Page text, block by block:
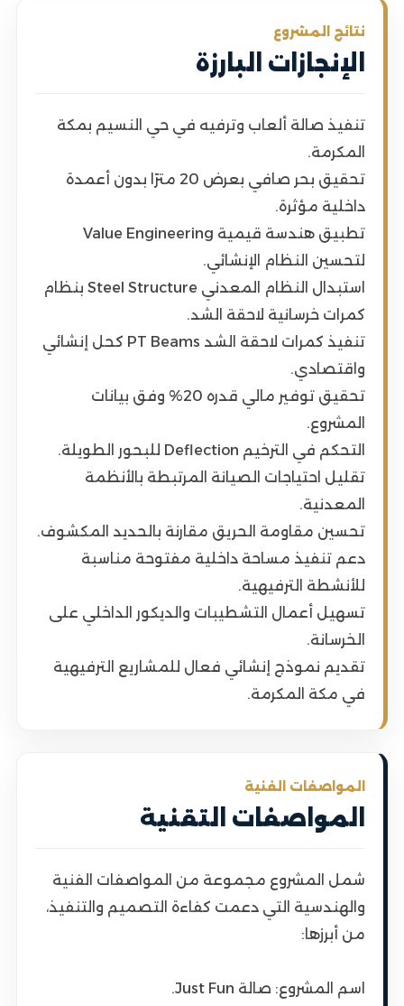
نتائج المشروع
الإنجازات البارزة
تنفيذ صالة ألعاب وترفيه في حي النسيم بمكة
المكرمة.
تحقيق بحر صافي بعرض 20 مترًا بدون أعمدة
داخلية مؤثرة.
تطبيق هندسة قيمية Value Engineering
لتحسين النظام الإنشائي.
استبدال النظام المعدني Steel Structure بنظام
كمرات خرسانية لاحقة الشد.
تنفيذ كمرات لاحقة الشد PT Beams كحل إنشائي
واقتصادي.
تحقيق توفير مالي قدره 20% وفق بيانات
المشروع.
التحكم في الترخيم Deflection للبحور الطويلة.
تقليل احتياجات الصيانة المرتبطة بالأنظمة
المعدنية.
تحسين مقاومة الحريق مقارنة بالحديد المكشوف.
دعم تنفيذ مساحة داخلية مفتوحة مناسبة
للأنشطة الترفيهية.
تسهيل أعمال التشطيبات والديكور الداخلي على
الخرسانة.
تقديم نموذج إنشائي فعال للمشاريع الترفيهية
في مكة المكرمة.
المواصفات الفنية
المواصفات التقنية
شمل المشروع مجموعة من المواصفات الفنية
والهندسية التي دعمت كفاءة التصميم والتنفيذ،
من أبرزها:
اسم المشروع: صالة Just Fun.